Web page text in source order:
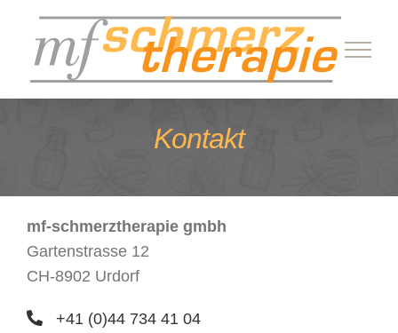
content
Kontakt
mf-schmerztherapie gmbh
Gartenstrasse 12
CH-8902 Urdorf
+41 (0)44 734 41 04